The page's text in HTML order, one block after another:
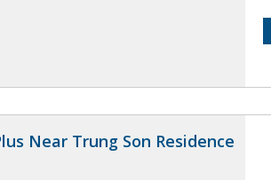
Near Trung Son Residence